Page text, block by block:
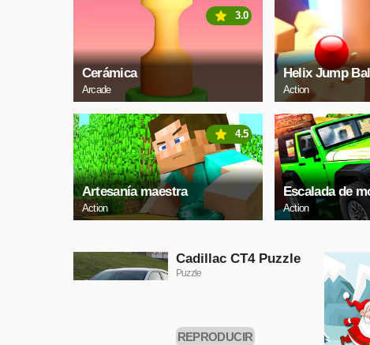
Cerámica
Arcade
3.0
Helix Jump
Action
Artesanía maestra
Action
4.5
Escalada de
Action
Cadillac CT4 Puzzle
Puzzle
REPRODUCIR